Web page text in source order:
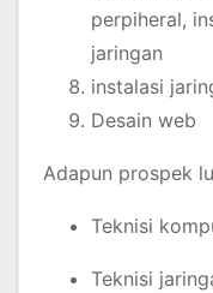
perpiheral,
jaringan
instalasi
Desain web
Adapun prospek
Teknisi
Teknisi